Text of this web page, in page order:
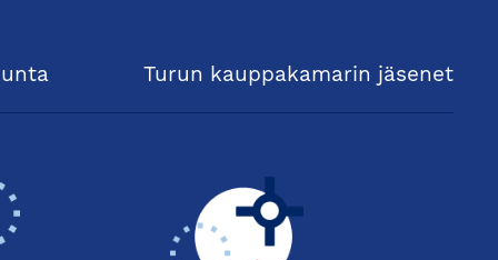
Turun kauppakamarin jäsenet